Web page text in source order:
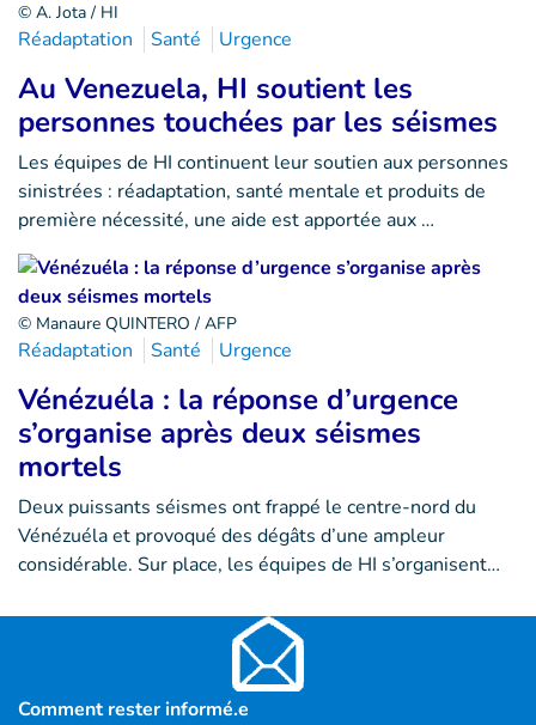
© A. Jota / HI
Réadaptation Santé Urgence
Au Venezuela, HI soutient les
personnes touchées par les séismes
Les équipes de HI continuent leur soutien aux personnes
sinistrées : réadaptation, santé mentale et produits de
première nécessité, une aide est apportée aux …
© Manaure QUINTERO / AFP
Réadaptation Santé Urgence
Vénézuéla : la réponse d’urgence
s’organise après deux séismes
mortels
Deux puissants séismes ont frappé le centre-nord du
Vénézuéla et provoqué des dégâts d’une ampleur
considérable. Sur place, les équipes de HI s’organisent…
Comment rester informé.e